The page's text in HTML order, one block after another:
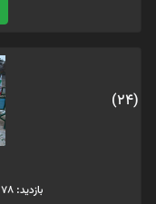
(24)
بازدید: 78 - کد متوفی: 5063898